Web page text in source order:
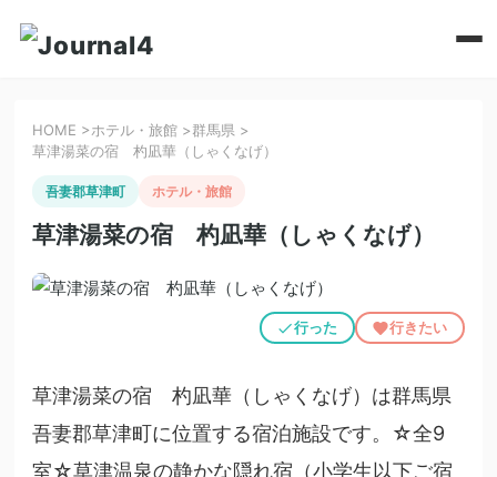
HOME >ホテル・旅館 >群馬県 >
草津湯菜の宿 杓凪華（しゃくなげ）
吾妻郡草津町 ホテル・旅館
草津湯菜の宿 杓凪華（しゃくなげ）
行った 行きたい
草津湯菜の宿 杓凪華（しゃくなげ）は群馬県
吾妻郡草津町に位置する宿泊施設です。☆全9
室☆草津温泉の静かな隠れ宿（小学生以下ご宿